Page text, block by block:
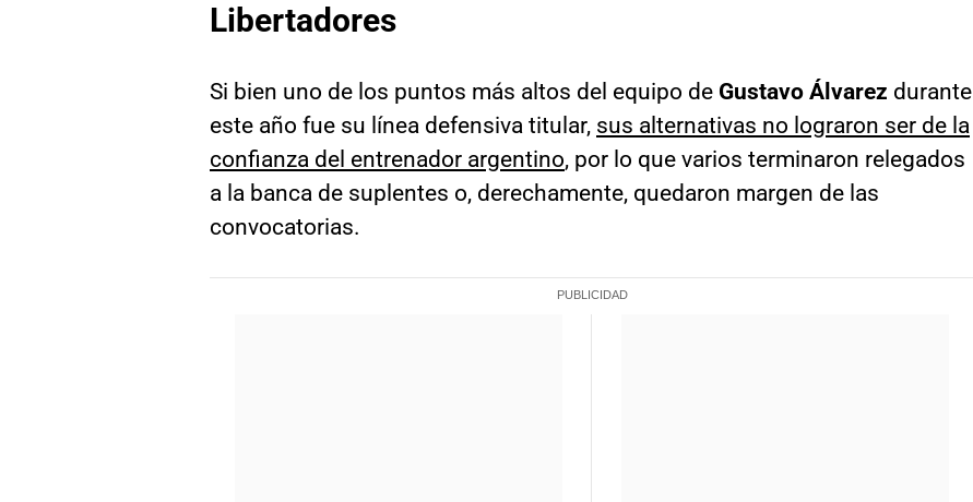
Libertadores
Si bien uno de los puntos más altos del equipo de Gustavo Álvarez durante
este año fue su línea defensiva titular, sus alternativas no lograron ser de la
confianza del entrenador argentino, por lo que varios terminaron relegados
a la banca de suplentes o, derechamente, quedaron margen de las
convocatorias.